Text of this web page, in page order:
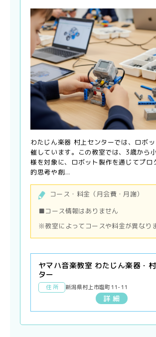
わたじん楽器 村上センターでは、ロボ
催しています。この教室では、3歳から
様を対象に、ロボット製作を通じてプロ
的思考や創...
コース・料金（月会費・月謝）
■コース情報はありません
※教室によってコースや料金が異なりま
ヤマハ音楽教室 わたじん楽器・
ター
住 所 新潟県村上市塩町11-11
詳 細